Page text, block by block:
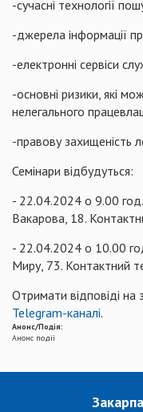
-сучасні технології
-джерела інформації
-електронні сервіси
-основні ризики, які
нелегального
-правову захищеність
Семінари відбудуться:
- 22.04.2024 о 9.00
Вакарова, 18.
- 22.04.2024 о 10.00
Миру, 73. Контактний
Отримати відповіді
Telegram-каналі.
Анонс/Подія:
Анонс події